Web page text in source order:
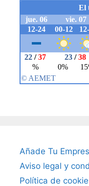
Añade Tu
Aviso legal y
Política de